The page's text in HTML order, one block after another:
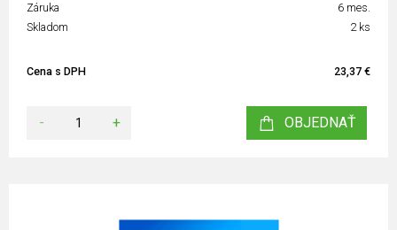
Záruka
6 mes.
Skladom
2 ks
Cena s DPH 23,37 €
- + OBJEDNAŤ